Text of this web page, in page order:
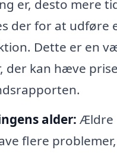
er, desto mere
der for at udføre
Dette er en
der kan hæve
alder: Ældre
flere